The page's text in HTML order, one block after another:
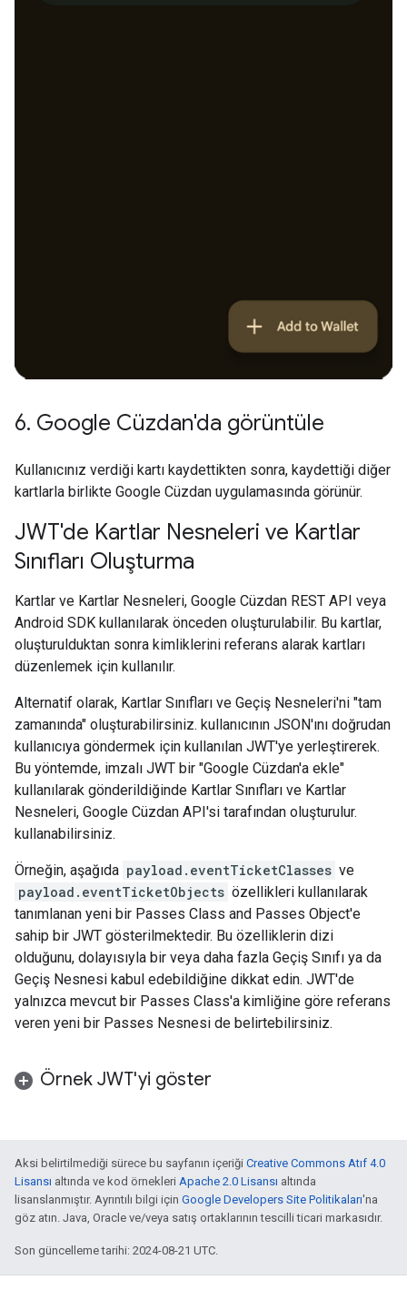
6. Google Cüzdan'da görüntüle
Kullanıcınız verdiği kartı kaydettikten sonra, kaydettiği diğer
kartlarla birlikte Google Cüzdan uygulamasında görünür.
JWT'de Kartlar Nesneleri ve Kartlar
Sınıfları Oluşturma
Kartlar ve Kartlar Nesneleri, Google Cüzdan REST API veya
Android SDK kullanılarak önceden oluşturulabilir. Bu kartlar,
oluşturulduktan sonra kimliklerini referans alarak kartları
düzenlemek için kullanılır.
Alternatif olarak, Kartlar Sınıfları ve Geçiş Nesneleri'ni "tam
zamanında" oluşturabilirsiniz. kullanıcının JSON'ını doğrudan
kullanıcıya göndermek için kullanılan JWT'ye yerleştirerek.
Bu yöntemde, imzalı JWT bir "Google Cüzdan'a ekle"
kullanılarak gönderildiğinde Kartlar Sınıfları ve Kartlar
Nesneleri, Google Cüzdan API'si tarafından oluşturulur.
kullanabilirsiniz.
Örneğin, aşağıda payload.eventTicketClasses ve
payload.eventTicketObjects özellikleri kullanılarak
tanımlanan yeni bir Passes Class and Passes Object'e
sahip bir JWT gösterilmektedir. Bu özelliklerin dizi
olduğunu, dolayısıyla bir veya daha fazla Geçiş Sınıfı ya da
Geçiş Nesnesi kabul edebildiğine dikkat edin. JWT'de
yalnızca mevcut bir Passes Class'a kimliğine göre referans
veren yeni bir Passes Nesnesi de belirtebilirsiniz.
Örnek JWT'yi göster
Aksi belirtilmediği sürece bu sayfanın içeriği Creative Commons Atıf 4.0
Lisansı altında ve kod örnekleri Apache 2.0 Lisansı altında
lisanslanmıştır. Ayrıntılı bilgi için Google Developers Site Politikaları'na
göz atın. Java, Oracle ve/veya satış ortaklarının tescilli ticari markasıdır.
Son güncelleme tarihi: 2024-08-21 UTC.